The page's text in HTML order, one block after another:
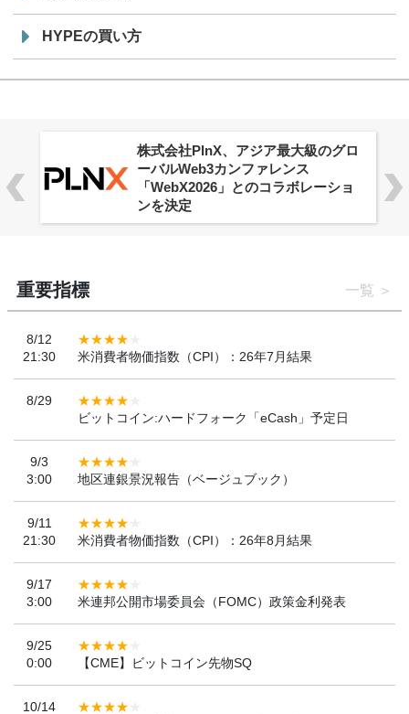
HYPEの買い方
株式会社PlnX、アジア最大級のグロ
ーバルWeb3カンファレンス
「WebX2026」とのコラボレーショ
ンを決定
重要指標 一覧
8/12
21:30
米消費者物価指数（CPI）：26年7月結果
8/29
ビットコイン:ハードフォーク「eCash」予定日
9/3
3:00
地区連銀景況報告（ベージュブック）
9/11
21:30
米消費者物価指数（CPI）：26年8月結果
9/17
3:00
米連邦公開市場委員会（FOMC）政策金利発表
9/25
0:00
【CME】ビットコイン先物SQ
10/14